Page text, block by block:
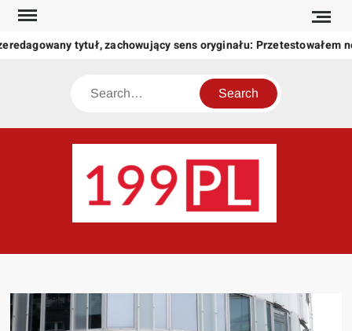
Skip
content
tytuł, zachowujący sens oryginału: Przetestowałem
Search
świat